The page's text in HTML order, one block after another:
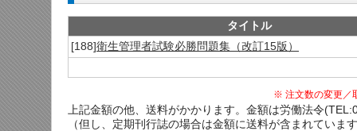
タイトル
[188]衛生管理者試験必勝問題集（改訂15版）
※ 注文数の変更／
上記金額の他、送料がかかります。金額は労働法令
（但し、定期刊行誌の場合は金額に送料が含まれていま